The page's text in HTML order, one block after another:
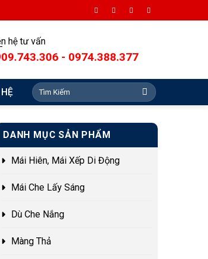
hệ tư vấn
- 0974.388.377
Search
for:
DANH MỤC SẢN PHẨM
Mái Hiên, Mái Xếp Di Động
Mái Che Lấy Sáng
Dù Che Nắng
Màng Thả